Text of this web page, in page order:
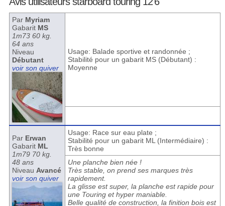
Par Myriam
Gabarit MS
1m73 60 kg.
64 ans
Niveau
Débutant
voir son quiver
Usage: Balade sportive et randonnée ;
Stabilité pour un gabarit MS (Débutant) :
Moyenne
Par Erwan
Gabarit ML
1m79 70 kg.
48 ans
Niveau Avancé
voir son quiver
Usage: Race sur eau plate ;
Stabilité pour un gabarit ML (Intermédiaire) :
Très bonne
Une planche bien née !
Très stable, on prend ses marques très
rapidement.
La glisse est super, la planche est rapide pour
une Touring et hyper maniable.
Belle qualité de construction, la finition bois est